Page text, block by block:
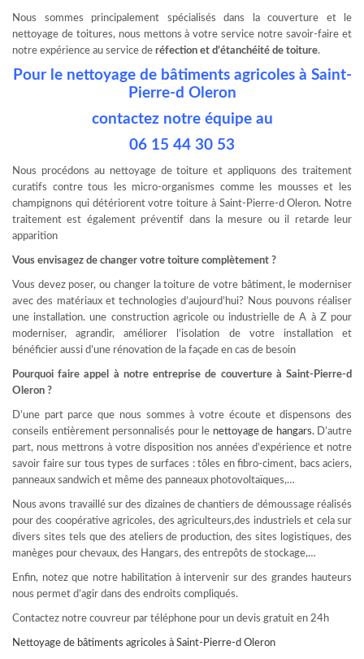
Nous sommes principalement spécialisés dans la couverture et le
nettoyage de toitures, nous mettons à votre service notre savoir-faire et
notre expérience au service de réfection et d’étanchéité de toiture.
Pour le nettoyage de bâtiments agricoles à Saint-
Pierre-d Oleron
contactez notre équipe au
06 15 44 30 53
Nous procédons au nettoyage de toiture et appliquons des traitement
curatifs contre tous les micro-organismes comme les mousses et les
champignons qui détériorent votre toiture à Saint-Pierre-d Oleron. Notre
traitement est également préventif dans la mesure ou il retarde leur
apparition
Vous envisagez de changer votre toiture complètement ?
Vous devez poser, ou changer la toiture de votre bâtiment, le moderniser
avec des matériaux et technologies d’aujourd’hui? Nous pouvons réaliser
une installation. une construction agricole ou industrielle de A à Z pour
moderniser, agrandir, améliorer l’isolation de votre installation et
bénéficier aussi d’une rénovation de la façade en cas de besoin
Pourquoi faire appel à notre entreprise de couverture à Saint-Pierre-d
Oleron ?
D’une part parce que nous sommes à votre écoute et dispensons des
conseils entièrement personnalisés pour le nettoyage de hangars.D’autre
part, nous mettrons à votre disposition nos années d’expérience et notre
savoir faire sur tous types de surfaces : tôles en fibro-ciment, bacs aciers,
panneaux sandwich et même des panneaux photovoltaïques,…
Nous avons travaillé sur des dizaines de chantiers de démoussage réalisés
pour des coopérative agricoles, des agriculteurs,des industriels et cela sur
divers sites tels que des ateliers de production, des sites logistiques, des
manèges pour chevaux, des Hangars, des entrepôts de stockage,…
Enfin, notez que notre habilitation à intervenir sur des grandes hauteurs
nous permet d’agir dans des endroits compliqués.
Contactez notre couvreur par téléphone pour un devis gratuit en 24h
Nettoyage de bâtiments agricoles à Saint-Pierre-d Oleron